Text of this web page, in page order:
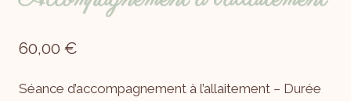
60,00 €
Séance d’accompagnement à l’allaitement – Durée